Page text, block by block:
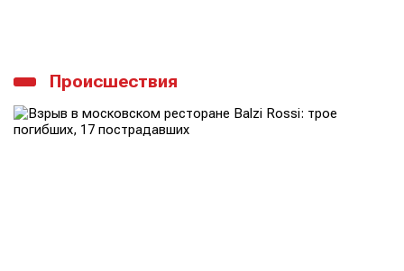
Происшествия